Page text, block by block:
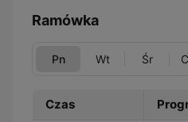
Ramówka
Pn Wt Śr
Czas